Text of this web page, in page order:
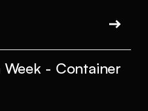
Week - Container